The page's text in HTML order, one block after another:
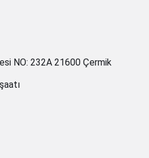
NO: 232A 21600 Çermik